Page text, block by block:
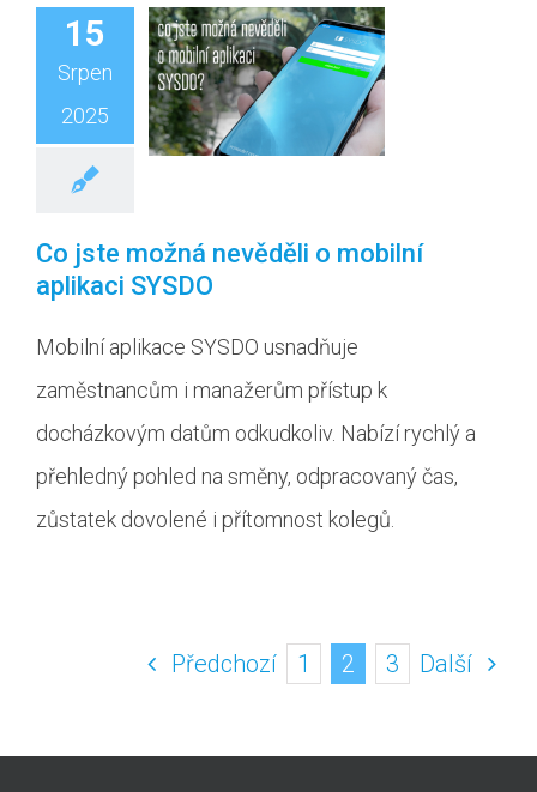
15
Srpen
2025
Co jste možná nevěděli o mobilní
aplikaci SYSDO
Mobilní aplikace SYSDO usnadňuje
zaměstnancům i manažerům přístup k
docházkovým datům odkudkoliv. Nabízí rychlý a
přehledný pohled na směny, odpracovaný čas,
zůstatek dovolené i přítomnost kolegů.
Předchozí 1 2 3 Další